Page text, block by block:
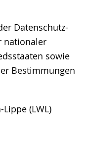
Datenschutz-
nationaler
sowie
Bestimmungen
(LWL)